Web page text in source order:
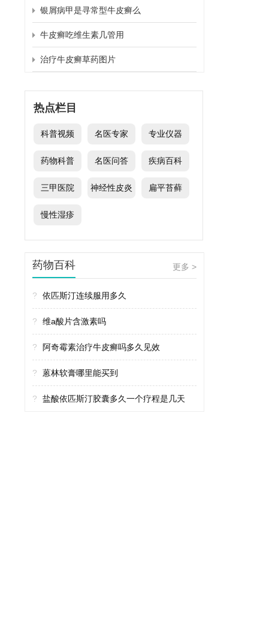
银屑病甲是寻常型牛皮癣么
牛皮癣吃维生素几管用
治疗牛皮癣草药图片
热点栏目
科普视频 名医专家 专业仪器
药物科普 名医问答 疾病百科
三甲医院 神经性皮炎 扁平苔藓
慢性湿疹
药物百科 更多 >
? 依匹斯汀连续服用多久
? 维a酸片含激素吗
? 阿奇霉素治疗牛皮癣吗多久见效
? 蒽林软膏哪里能买到
? 盐酸依匹斯汀胶囊多久一个疗程是几天